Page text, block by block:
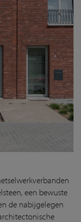
een bewuste
de nabijgelegen